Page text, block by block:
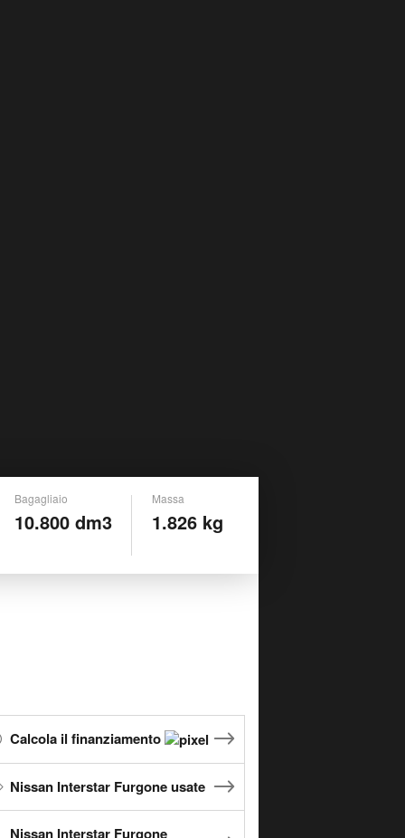
Bagagliaio
10.800 dm3
Massa
1.826 kg
Calcola il finanziamento
Nissan Interstar Furgone usate
Nissan Interstar Furgone